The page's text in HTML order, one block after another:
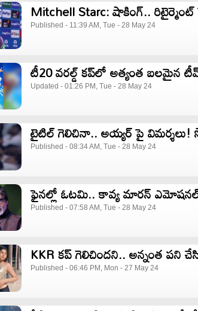
Mitchell Starc: షాకింగ్..
Published - 11:39 AM, Tue - 28 May 24
టీ20 వరల్డ్‌ కప్‌లో అత్యంత బలమైన
Updated - 01:26 PM, Tue - 28 May 24
టైటిల్ గెలిచినా.. అయ్యర్ పై
Published - 08:34 AM, Tue - 28 May 24
ఫైనల్లో ఓటమి.. కావ్య మారన్ ఎమోషనల్
Published - 07:58 AM, Tue - 28 May 24
KKR కప్ గెలిచిందని.. అన్నంత
Published - 06:46 PM, Mon - 27 May 24